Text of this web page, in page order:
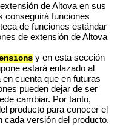
de Altova en sus
conseguirá funciones
de funciones estándar
de extensión de Altova
y en esta sección
estará enlazado al
cuenta que en futuras
pueden dejar de ser
cambiar. Por tanto,
producto para conocer el
cada versión del producto.